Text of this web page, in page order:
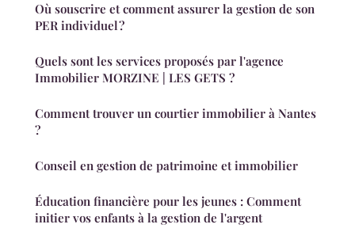
Où souscrire et comment assurer la gestion de son
PER individuel ?
Quels sont les services proposés par l'agence
Immobilier MORZINE | LES GETS ?
Comment trouver un courtier immobilier à Nantes
?
Conseil en gestion de patrimoine et immobilier
Éducation financière pour les jeunes : Comment
initier vos enfants à la gestion de l'argent